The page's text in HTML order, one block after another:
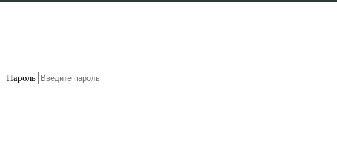
Пароль